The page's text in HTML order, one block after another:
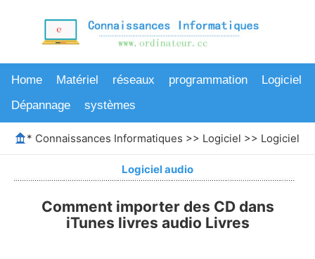
Home Matériel réseaux programmation
Logiciel
Dépannage
systèmes
* Connaissances Informatiques >> Logiciel >> Logiciel
Logiciel audio
Comment importer des CD dans
iTunes livres audio Livres